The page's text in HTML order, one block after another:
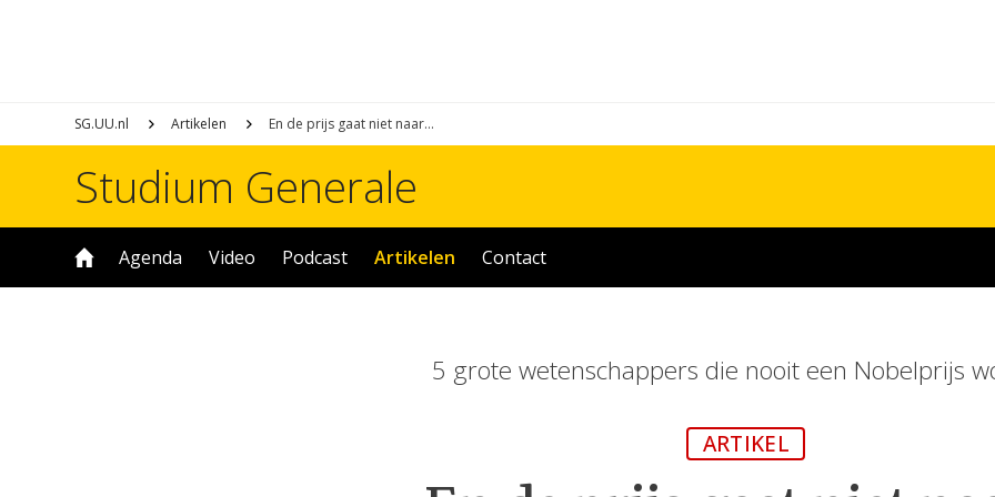
SG.UU.nl Artikelen En de prijs gaat niet naar…
Studium Generale
Agenda Video Podcast Artikelen Contact
5 grote wetenschappers die nooit een Nobelprijs
ARTIKEL